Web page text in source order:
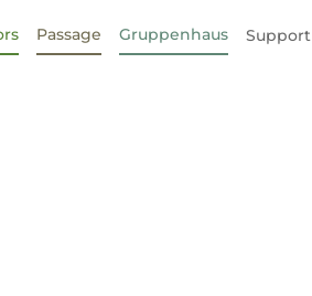
Passage Gruppenhaus Support